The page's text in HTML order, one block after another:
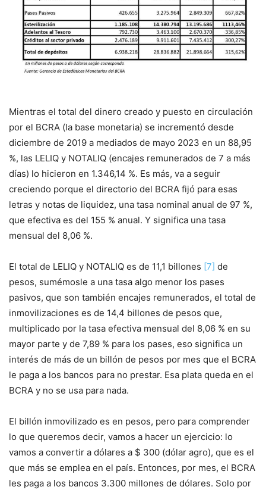
Mientras el total del dinero creado y puesto en circulación
por el BCRA (la base monetaria) se incrementó desde
diciembre de 2019 a mediados de mayo 2023 en un 88,95
%, las LELIQ y NOTALIQ (encajes remunerados de 7 a más
días) lo hicieron en 1.346,14 %. Es más, va a seguir
creciendo porque el directorio del BCRA fijó para esas
letras y notas de liquidez, una tasa nominal anual de 97 %,
que efectiva es del 155 % anual. Y significa una tasa
mensual del 8,06 %.
El total de LELIQ y NOTALIQ es de 11,1 billones [7] de
pesos, sumémosle a una tasa algo menor los pases
pasivos, que son también encajes remunerados, el total de
inmovilizaciones es de 14,4 billones de pesos que,
multiplicado por la tasa efectiva mensual del 8,06 % en su
mayor parte y de 7,89 % para los pases, eso significa un
interés de más de un billón de pesos por mes que el BCRA
le paga a los bancos para no prestar. Esa plata queda en el
BCRA y no se usa para nada.
El billón inmovilizado es en pesos, pero para comprender
lo que queremos decir, vamos a hacer un ejercicio: lo
vamos a convertir a dólares a $ 300 (dólar agro), que es el
que más se emplea en el país. Entonces, por mes, el BCRA
les paga a los bancos 3.300 millones de dólares. Solo por